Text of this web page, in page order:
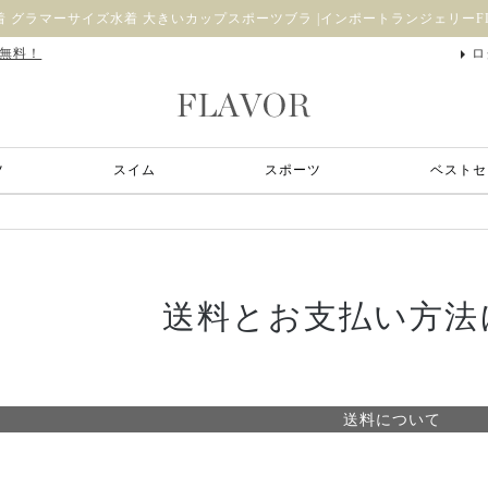
グラマーサイズ水着 大きいカップスポーツブラ |インポートランジェリー
料！
スイム スポーツ ベスト
送料とお支払い方
送料について